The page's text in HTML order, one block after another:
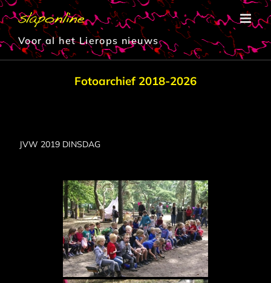
Ga
naar
inhoud
Voor al het Lierops nieuws
Fotoarchief 2018-2026
JVW 2019 DINSDAG